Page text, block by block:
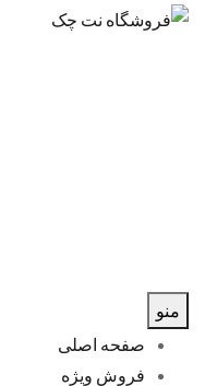
منو
صفحه اصلی
فروش ویژه